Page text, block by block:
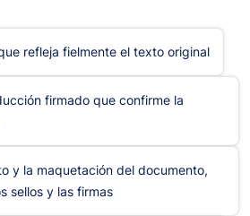
refleja fielmente el texto original
firmado que confirme la
y la maquetación del documento,
sellos y las firmas